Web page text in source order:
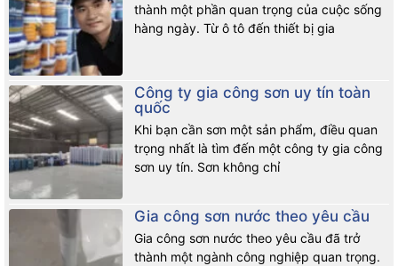
thành một phần quan trọng của cuộc sống
hàng ngày. Từ ô tô đến thiết bị gia
Công ty gia công sơn uy tín toàn
quốc
Khi bạn cần sơn một sản phẩm, điều quan
trọng nhất là tìm đến một công ty gia công
sơn uy tín. Sơn không chỉ
Gia công sơn nước theo yêu cầu
Gia công sơn nước theo yêu cầu đã trở
thành một ngành công nghiệp quan trọng.